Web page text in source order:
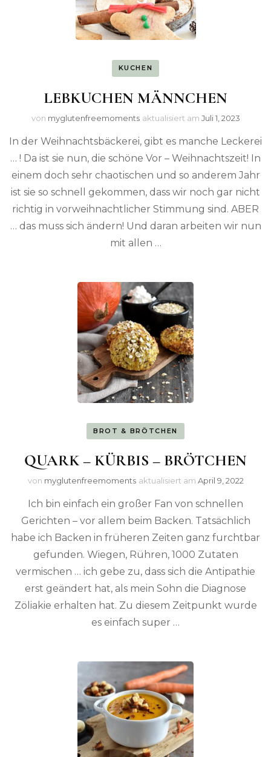
KUCHEN
LEBKUCHEN MÄNNCHEN
von myglutenfreemoments aktualisiert am Juli 1, 2023
In der Weihnachtsbäckerei, gibt es manche Leckerei
… ! Da ist sie nun, die schöne Vor – Weihnachtszeit! In
einem doch sehr chaotischen und so anderem Jahr
ist sie so schnell gekommen, dass wir noch gar nicht
richtig in vorweihnachtlicher Stimmung sind. ABER
… das muss sich ändern! Und daran arbeiten wir nun
mit allen …
BROT & BRÖTCHEN
QUARK – KÜRBIS – BRÖTCHEN
von myglutenfreemoments aktualisiert am April 9, 2022
Ich bin einfach ein großer Fan von schnellen
Gerichten – vor allem beim Backen. Tatsächlich
habe ich Backen in früheren Zeiten ganz furchtbar
gefunden. Wiegen, Rühren, 1000 Zutaten
vermischen … ich gebe zu, dass sich die Antipathie
erst geändert hat, als mein Sohn die Diagnose
Zöliakie erhalten hat. Zu diesem Zeitpunkt wurde
es einfach super …